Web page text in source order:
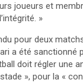
joueurs et
»
pour deux
a été
doit régler une
», pour la «